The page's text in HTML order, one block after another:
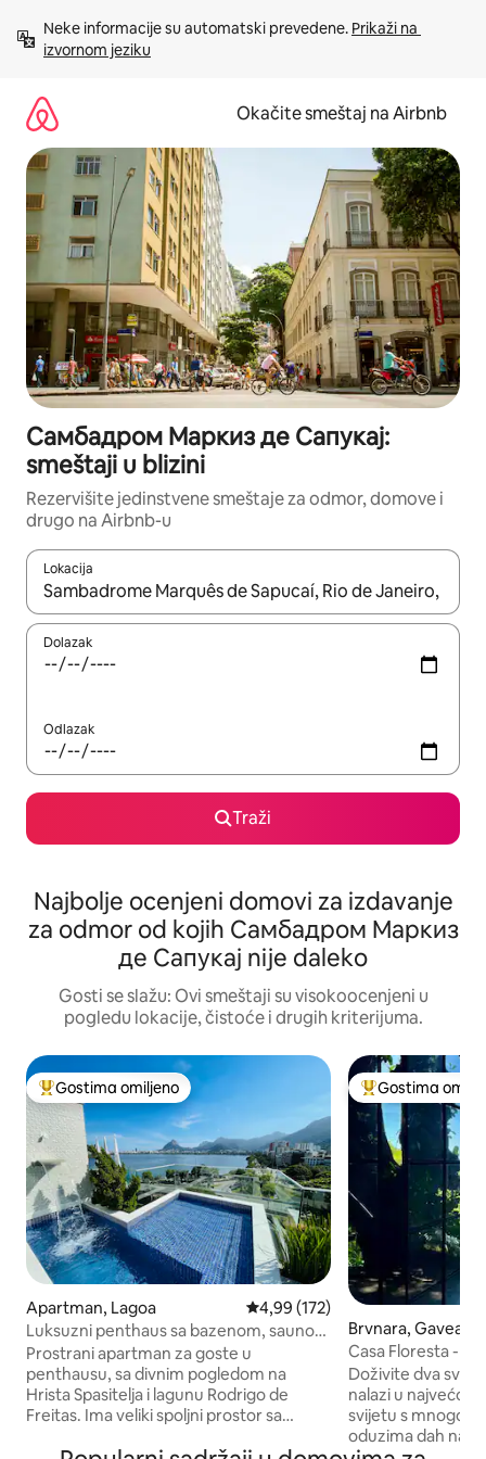
sadržaj
Neke informacije su automatski prevedene. Prikaži na
izvornom jeziku
Okačite smeštaj na Airbnb
Самбадром Маркиз де Сапукај:
smeštaji u blizini
Rezervišite jedinstvene smeštaje za odmor, domove i
drugo na Airbnb-u
Lokacija
Kad su rezultati dostupni, možete da se krećete kroz njih
Dolazak
Odlazak
Traži
Najbolje ocenjeni domovi za izdavanje
za odmor od kojih Самбадром Маркиз
де Сапукај nije daleko
Gosti se slažu: Ovi smeštaji su visokoocenjeni u
pogledu lokacije, čistoće i drugih kriterijuma.
Najuspešniji među gostima omiljenim
Gostima omiljeno
Apartman, Lagoa Prosečna ocena 4,99 od 5,
4,99 (172)
Luksuzni penthaus sa bazenom, saunom
i privatnošću.
Prostrani apartman za goste u
penthausu, sa divnim pogledom na
Hrista Spasitelja i lagunu Rodrigo de
Freitas. Ima veliki spoljni prostor sa
Najuspešniji
Gostima
Brvnara, Gavea
Casa Floresta -
View
Doživite dva
nalazi u najvećoj
svijetu s mnogo
oduzima dah na